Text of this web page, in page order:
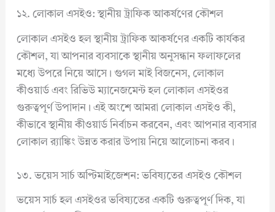
১২. লোকাল এসইও: স্থানীয় ট্রাফিক আকর্ষণের কৌশল
লোকাল এসইও হল স্থানীয় ট্রাফিক আকর্ষণের একটি কার্যকর
কৌশল, যা আপনার ব্যবসাকে স্থানীয় অনুসন্ধান ফলাফলের
মধ্যে উপরে নিয়ে আসে। গুগল মাই বিজনেস, লোকাল
কীওয়ার্ড এবং রিভিউ ম্যানেজমেন্ট হল লোকাল এসইওর
গুরুত্বপূর্ণ উপাদান। এই অংশে আমরা লোকাল এসইও কী,
কীভাবে স্থানীয় কীওয়ার্ড নির্বাচন করবেন, এবং আপনার ব্যবসার
লোকাল র‍্যাঙ্কিং উন্নত করার উপায় নিয়ে আলোচনা করব।
১৩. ভয়েস সার্চ অপ্টিমাইজেশন: ভবিষ্যতের এসইও কৌশল
ভয়েস সার্চ হল এসইওর ভবিষ্যতের একটি গুরুত্বপূর্ণ দিক, যা